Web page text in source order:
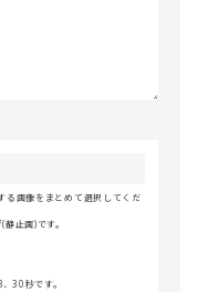
る画像をまとめて選択してくだ
止画)です。
30秒です。